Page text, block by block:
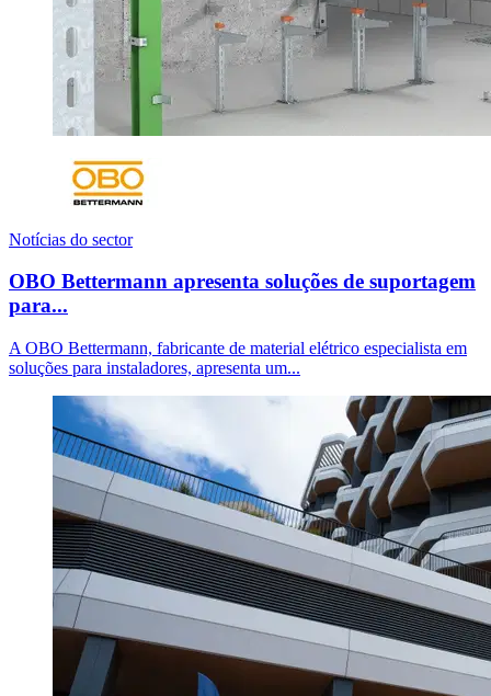
Notícias do sector
OBO Bettermann apresenta soluções de suportagem
para...
A OBO Bettermann, fabricante de material elétrico especialista em
soluções para instaladores, apresenta um...